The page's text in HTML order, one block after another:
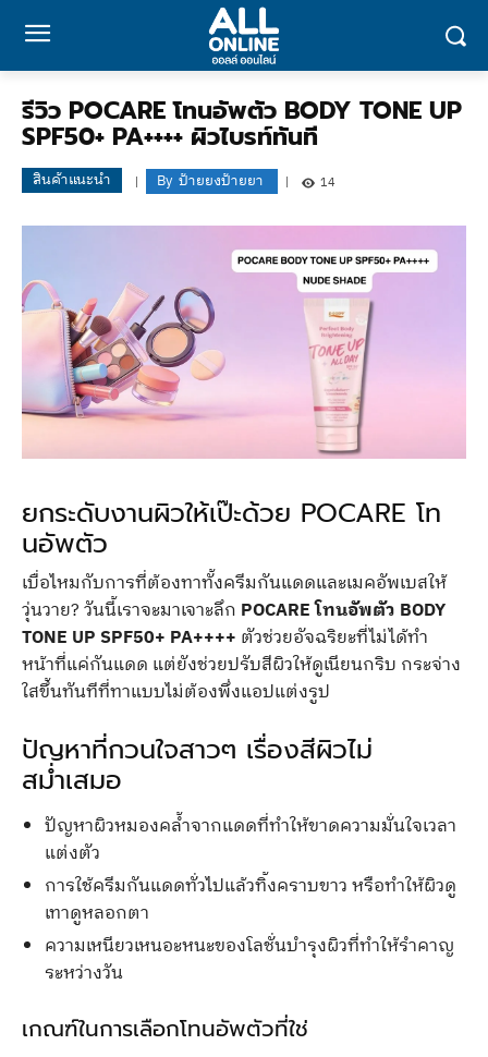
รีวิว POCARE โทนอัพตัว BODY TONE UP
SPF50+ PA++++ ผิวไบรท์ทันที
สินค้าแนะนำ By ป้ายยงป้ายยา 14
ยกระดับงานผิวให้เป๊ะด้วย POCARE โท
นอัพตัว
เบื่อไหมกับการที่ต้องทาทั้งครีมกันแดดและเมคอัพเบสให้
วุ่นวาย? วันนี้เราจะมาเจาะลึก POCARE โทนอัพตัว BODY
TONE UP SPF50+ PA++++ ตัวช่วยอัจฉริยะที่ไม่ได้ทำ
หน้าที่แค่กันแดด แต่ยังช่วยปรับสีผิวให้ดูเนียนกริบ กระจ่าง
ใสขึ้นทันทีที่ทาแบบไม่ต้องพึ่งแอปแต่งรูป
ปัญหาที่กวนใจสาวๆ เรื่องสีผิวไม่
สม่ำเสมอ
ปัญหาผิวหมองคล้ำจากแดดที่ทำให้ขาดความมั่นใจเวลา
แต่งตัว
การใช้ครีมกันแดดทั่วไปแล้วทิ้งคราบขาว หรือทำให้ผิวดู
เทาดูหลอกตา
ความเหนียวเหนอะหนะของโลชั่นบำรุงผิวที่ทำให้รำคาญ
ระหว่างวัน
เกณฑ์ในการเลือกโทนอัพตัวที่ใช่